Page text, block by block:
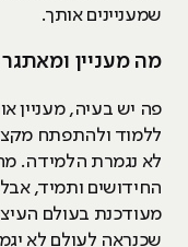
שמעניינים אותך.
מה מעניין
פה יש בעיה, מעניין
ללמוד ולהתפתח
לא נגמרת הלמידה.
החידושים ותמיד,
מעודכנת בעולם
שכנראה לעולם לא